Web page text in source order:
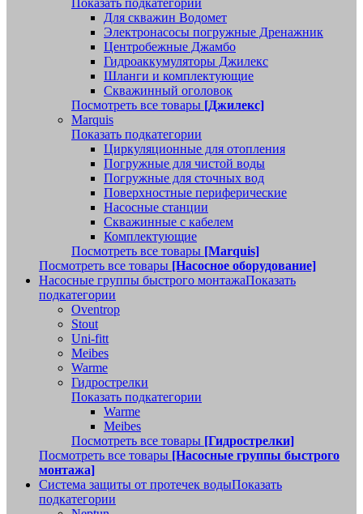
Показать подкатегории
Для скважин Водомет
Электронасосы погружные Дренажник
Центробежные Джамбо
Гидроаккумуляторы Джилекс
Шланги и комплектующие
Скважинный оголовок
Посмотреть все товары [Джилекс]
Marquis
Показать подкатегории
Циркуляционные для отопления
Погружные для чистой воды
Погружные для сточных вод
Поверхностные периферические
Насосные станции
Скважинные с кабелем
Комплектующие
Посмотреть все товары [Marquis]
Посмотреть все товары [Насосное оборудование]
Насосные группы быстрого монтажаПоказать
подкатегории
Oventrop
Stout
Uni-fitt
Meibes
Warme
Гидрострелки
Показать подкатегории
Warme
Meibes
Посмотреть все товары [Гидрострелки]
Посмотреть все товары [Насосные группы быстрого
монтажа]
Система защиты от протечек водыПоказать
подкатегории